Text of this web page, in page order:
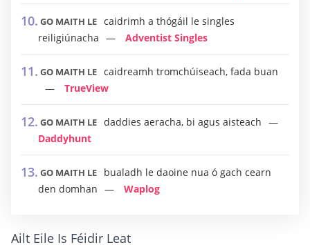
GO MAITH LE caidrimh a thógáil le singles
reiligiúnacha
Adventist Singles
GO MAITH LE caidreamh tromchúiseach, fada buan
TrueView
GO MAITH LE daddies aeracha, bi agus aisteach
Daddyhunt
GO MAITH LE
bualadh le daoine nua ó gach cearn
den domhan
Waplog
Ailt Eile Is Féidir Leat